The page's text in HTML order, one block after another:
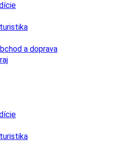
a doprava